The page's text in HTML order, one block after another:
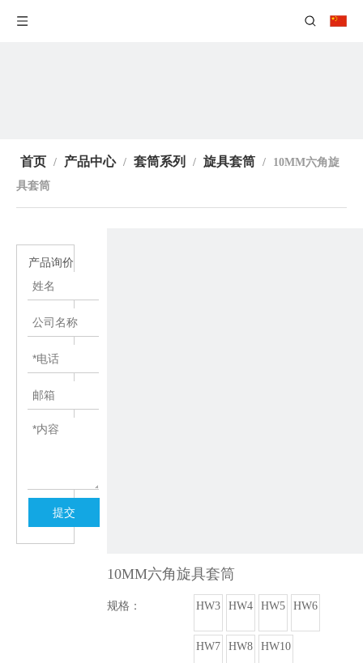
首页 / 产品中心 / 套筒系列 / 旋具套筒 /
10MM六角旋
具套筒
产品询价
提交
10MM六角旋具套筒
规格： HW3 HW4 HW5 HW6
HW7 HW8 HW10